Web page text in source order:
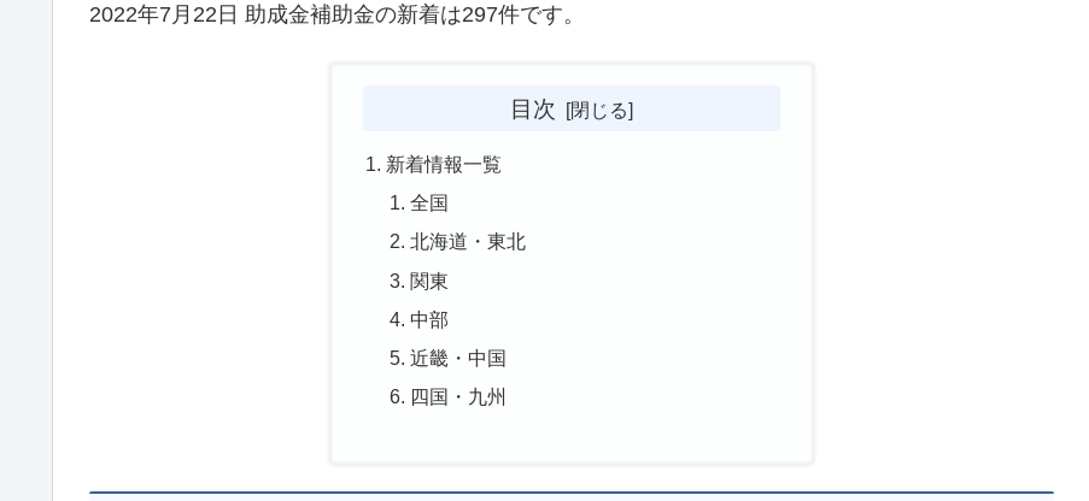
2022年7月22日 助成金補助金の新着は297件です。
目次
新着情報一覧
全国
北海道・東北
関東
中部
近畿・中国
四国・九州